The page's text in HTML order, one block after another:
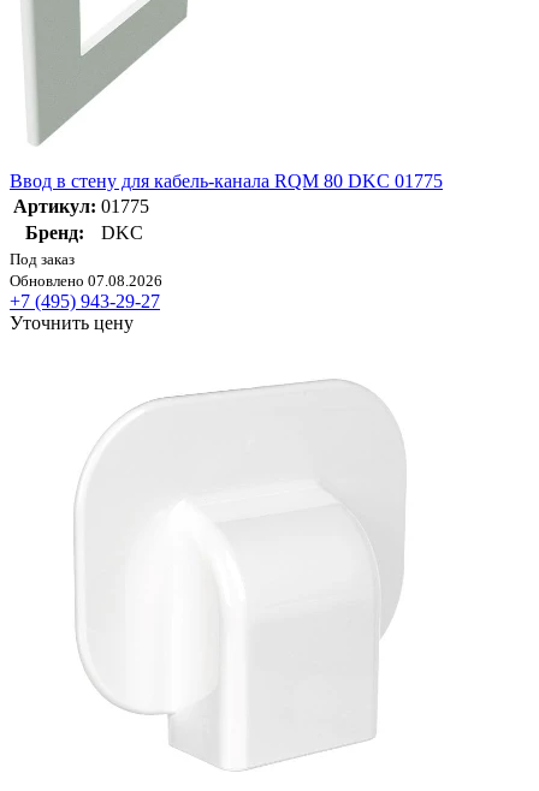
Ввод в стену для кабель-канала RQM 80 DKC 01775
Артикул: 01775
Бренд:
DKC
Под заказ
Обновлено 07.08.2026
+7 (495) 943-29-27
Уточнить цену